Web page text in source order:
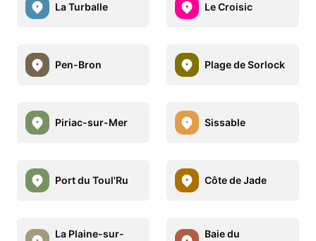
La Turballe Le Croisic
Pen-Bron Plage de Sorlock
Piriac-sur-Mer Sissable
Port du Toul'Ru Côte de Jade
La Plaine-sur-
Baie du